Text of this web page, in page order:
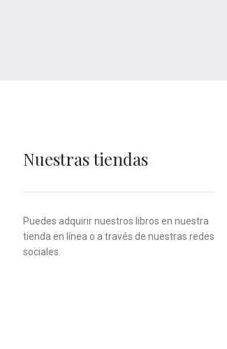
Nuestras tiendas
Puedes adquirir nuestros libros en nuestra
tienda en línea o a través de nuestras redes
sociales.